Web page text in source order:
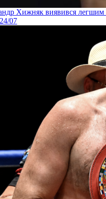
Хижняк виявився легшим
07